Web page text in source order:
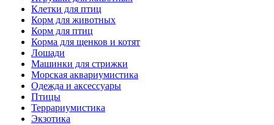
Клетки для птиц
Корм для животных
Корм для птиц
Корма для щенков и котят
Лошади
Машинки для стрижки
Морская аквариумистика
Одежда и аксессуары
Птицы
Террариумистика
Экзотика